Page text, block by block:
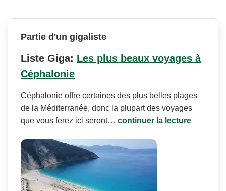
Partie d'un gigaliste
Liste Giga: Les plus beaux voyages à
Céphalonie
Céphalonie offre certaines des plus belles plages
de la Méditerranée, donc la plupart des voyages
que vous ferez ici seront… continuer la lecture